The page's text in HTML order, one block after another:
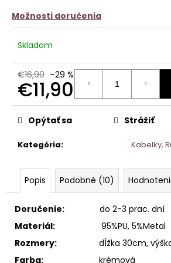
5
hviezdičiek.
Možnosti doručenia
Skladom
€16,90 –29 %
€11,90
Jednotková
cena:
Kategória: Kabelky,
Opýtať sa Strážiť
Popis Podobné (10)
Doručenie: do 2-3 prac. dní
Materiál:
95%PU, 5%Metal
Rozmery: dĺžka 30cm, výška
Farba:
krémová
a
m
e
BIELE
TRIČKO
ICONIC
CLUB
€13,90